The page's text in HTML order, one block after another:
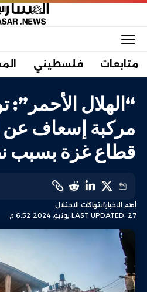
متابعات فلسطيني
مركبة إسعاف عن
قطاع غزة بسبب
LAST UPDATED: 27 يونيو، 2024 6:52 م
أهم الاخبارانتهاكات الاحتلال